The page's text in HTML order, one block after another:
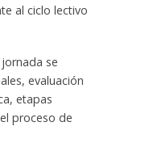
al ciclo lectivo
se
evaluación
etapas
proceso de